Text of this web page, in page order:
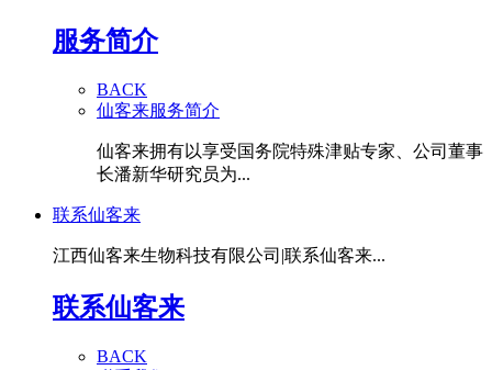
服务简介
BACK
仙客来服务简介
仙客来拥有以享受国务院特殊津贴专家、公司董事
长潘新华研究员为...
联系仙客来
江西仙客来生物科技有限公司|联系仙客来...
联系仙客来
BACK